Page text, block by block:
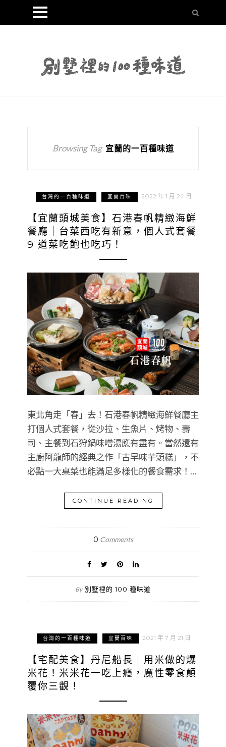
Browsing Tag 宜蘭的一百種味道
台灣的一百種味道 宜蘭百味 2022 年 1 月 24 日
【宜蘭頭城美食】石港春帆精緻海鮮
餐廳｜台菜西吃有新意，個人式套餐
9 道菜吃飽也吃巧！
東北角走「春」去！石港春帆精緻海鮮餐廳主
打個人式套餐，從沙拉、生魚片、烤物、壽
司、主餐到石狩鍋味噌湯應有盡有。當然還有
主廚阿龍師的經典之作「古早味芋頭糕」，不
必點一大桌菜也能滿足多樣化的餐食需求！…
CONTINUE READING
0 Comments
By 別墅裡的 100 種味道
台灣的一百種味道 宜蘭百味 2021 年 7 月 21 日
【宅配美食】丹尼船長｜用米做的爆
米花！米米花一吃上癮，魔性零食顛
覆你三觀！